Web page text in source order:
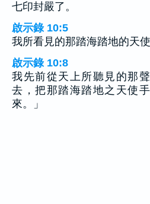
七印封嚴了。
啟示錄 10:5
我所看見的那踏海踏地的天
啟示錄 10:8
我先前從天上所聽見的那
去，把那踏海踏地之天使
來。」